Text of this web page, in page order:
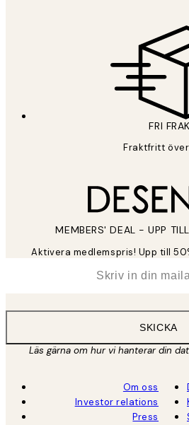
FRI
Fraktfritt
MEMBERS' DEAL - UPP
Aktivera medlemspris! Upp till
SKICKA
Läs gärna om hur vi hanterar din
Om oss
Investor relations
Press